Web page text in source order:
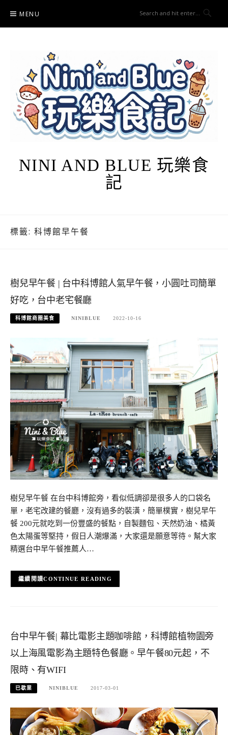
content
MENU
NINI AND BLUE 玩樂食
記
標籤: 科博館早午餐
樹兒早午餐 | 台中科博館人氣早午餐，小圓吐司簡單
好吃，台中老宅餐廳
科博館商圈美食 NINIBLUE 2022-10-16
樹兒早午餐 在台中科博館旁，看似低調卻是很多人的口袋名
單，老宅改建的餐廳，沒有過多的裝潢，簡單樸實，樹兒早午
餐 200元就吃到一份豐盛的餐點，自製麵包、天然奶油、橘黃
色太陽蛋等堅持，假日人潮爆滿，大家還是願意等待。幫大家
精選台中早午餐推薦人…
CONTINUE READING
台中早午餐| 幕比電影主題咖啡館，科博館植物園旁
以上海風電影為主題特色餐廳。早午餐80元起，不
限時、有WIFI
已歇業 NINIBLUE 2017-03-01